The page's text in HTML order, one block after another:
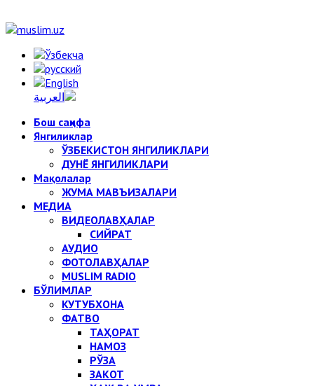
Бош саҳифа
Янгиликлар
ЎЗБЕКИСТОН ЯНГИЛИКЛАРИ
ДУНЁ ЯНГИЛИКЛАРИ
Мақолалар
ЖУМА МАВЪИЗАЛАРИ
МЕДИА
ВИДЕОЛАВҲАЛАР
СИЙРАТ
АУДИО
ФОТОЛАВҲАЛАР
MUSLIM RADIO
БЎЛИМЛАР
КУТУБХОНА
ФАТВО
ТАҲОРАТ
НАМОЗ
РЎЗА
ЗАКОТ